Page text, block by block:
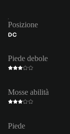
Posizione
DC
Piede debole
Mosse abilità
Piede